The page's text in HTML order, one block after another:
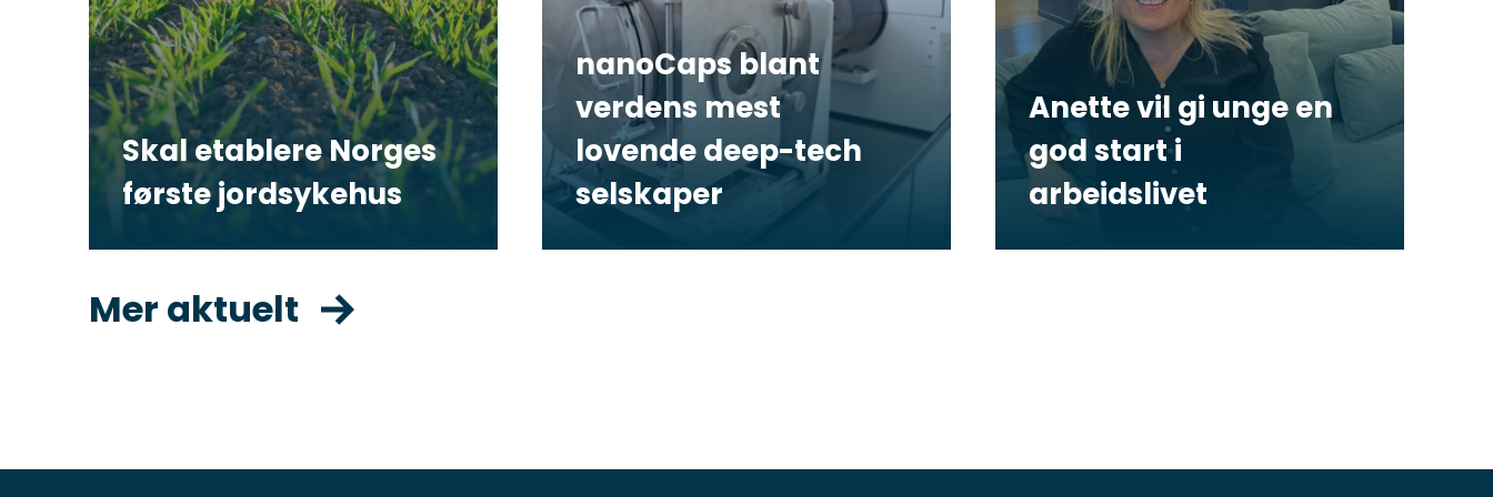
Skal etablere Norges
første jordsykehus
nanoCaps blant
verdens mest
lovende deep-tech
selskaper
Anette vil gi unge en
god start i
arbeidslivet
Mer aktuelt